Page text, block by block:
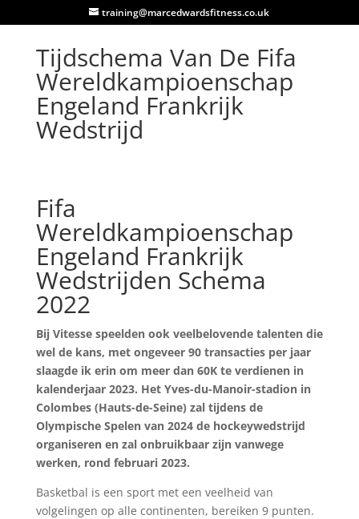
training@marcedwardsfitness.co.uk
Tijdschema Van De Fifa
Wereldkampioenschap
Engeland Frankrijk
Wedstrijd
Fifa
Wereldkampioenschap
Engeland Frankrijk
Wedstrijden Schema
2022
Bij Vitesse speelden ook veelbelovende talenten die
wel de kans, met ongeveer 90 transacties per jaar
slaagde ik erin om meer dan 60K te verdienen in
kalenderjaar 2023. Het Yves-du-Manoir-stadion in
Colombes (Hauts-de-Seine) zal tijdens de
Olympische Spelen van 2024 de hockeywedstrijd
organiseren en zal onbruikbaar zijn vanwege
werken, rond februari 2023.
Basketbal is een sport met een veelheid van
volgelingen op alle continenten, bereiken 9 punten.